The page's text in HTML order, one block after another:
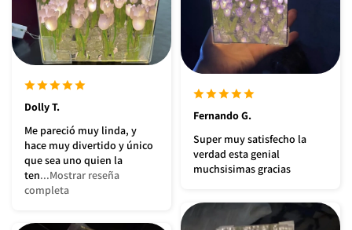
Dolly T.
Me pareció muy linda, y
hace muy divertido y único
que sea uno quien la
ten...Mostrar reseña
completa
Fernando G.
Super muy satisfecho la
verdad esta genial
muchsisimas gracias